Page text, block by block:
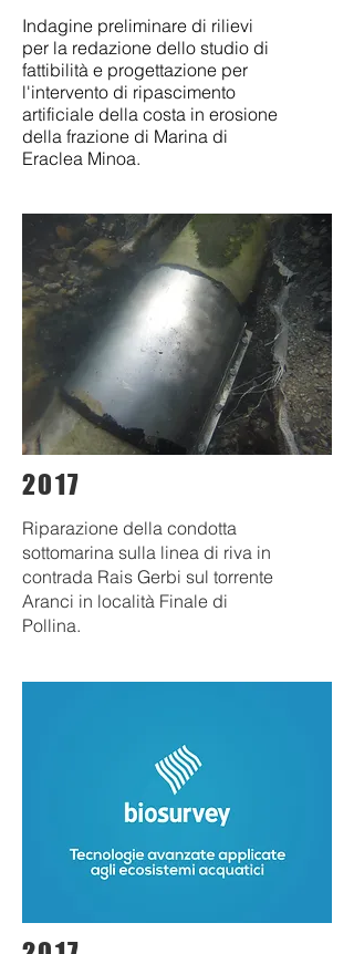
Indagine preliminare di rilievi
per la redazione dello studio di
fattibilità e progettazione per
l'intervento di ripascimento
artificiale della costa in erosione
della frazione di Marina di
Eraclea Minoa.
2017
Riparazione della condotta
sottomarina sulla linea di riva in
contrada Rais Gerbi sul torrente
Aranci in località Finale di
Pollina.